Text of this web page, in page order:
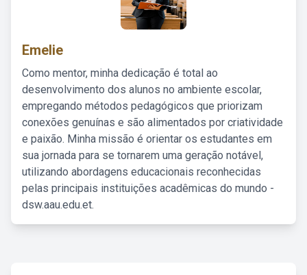
Emelie
Como mentor, minha dedicação é total ao
desenvolvimento dos alunos no ambiente escolar,
empregando métodos pedagógicos que priorizam
conexões genuínas e são alimentados por criatividade
e paixão. Minha missão é orientar os estudantes em
sua jornada para se tornarem uma geração notável,
utilizando abordagens educacionais reconhecidas
pelas principais instituições acadêmicas do mundo -
dsw.aau.edu.et.